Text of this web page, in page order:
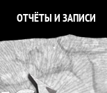
ОТЧЁТЫ И ЗАПИСИ